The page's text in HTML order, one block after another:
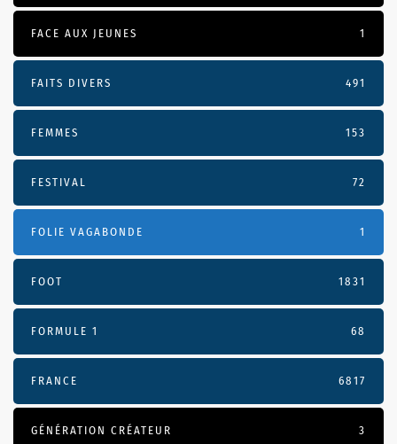
FACE AUX JEUNES 1
FAITS DIVERS 491
FEMMES 153
FESTIVAL 72
FOLIE VAGABONDE 1
FOOT 1831
FORMULE 1 68
FRANCE 6817
GÉNÉRATION CRÉATEUR 3